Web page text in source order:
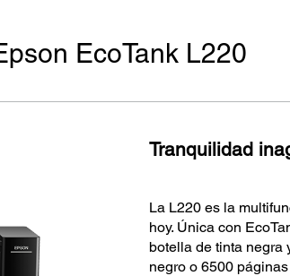
EcoTank L220
Tranquilidad
La L220 es la
hoy. Única con
botella de tinta negra
negro o 6500